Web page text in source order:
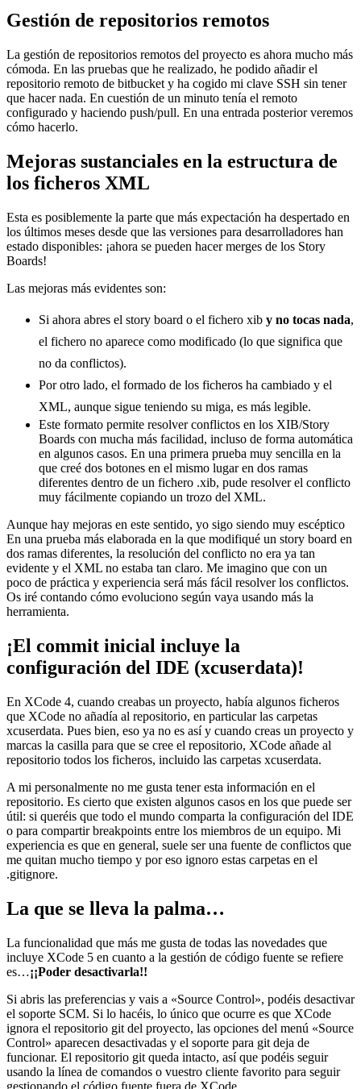
Gestión de repositorios remotos
La gestión de repositorios remotos del proyecto es ahora mucho más
cómoda. En las pruebas que he realizado, he podido añadir el
repositorio remoto de bitbucket y ha cogido mi clave SSH sin tener
que hacer nada. En cuestión de un minuto tenía el remoto
configurado y haciendo push/pull. En una entrada posterior veremos
cómo hacerlo.
Mejoras sustanciales en la estructura de
los ficheros XML
Esta es posiblemente la parte que más expectación ha despertado en
los últimos meses desde que las versiones para desarrolladores han
estado disponibles: ¡ahora se pueden hacer merges de los Story
Boards!
Las mejoras más evidentes son:
Si ahora abres el story board o el fichero xib y no tocas nada,
el fichero no aparece como modificado (lo que significa que
no da conflictos).
Por otro lado, el formado de los ficheros ha cambiado y el
XML, aunque sigue teniendo su miga, es más legible.
Este formato permite resolver conflictos en los XIB/Story
Boards con mucha más facilidad, incluso de forma automática
en algunos casos. En una primera prueba muy sencilla en la
que creé dos botones en el mismo lugar en dos ramas
diferentes dentro de un fichero .xib, pude resolver el conflicto
muy fácilmente copiando un trozo del XML.
Aunque hay mejoras en este sentido, yo sigo siendo muy escéptico
En una prueba más elaborada en la que modifiqué un story board en
dos ramas diferentes, la resolución del conflicto no era ya tan
evidente y el XML no estaba tan claro. Me imagino que con un
poco de práctica y experiencia será más fácil resolver los conflictos.
Os iré contando cómo evoluciono según vaya usando más la
herramienta.
¡El commit inicial incluye la
configuración del IDE (xcuserdata)!
En XCode 4, cuando creabas un proyecto, había algunos ficheros
que XCode no añadía al repositorio, en particular las carpetas
xcuserdata. Pues bien, eso ya no es así y cuando creas un proyecto y
marcas la casilla para que se cree el repositorio, XCode añade al
repositorio todos los ficheros, incluido las carpetas xcuserdata.
A mi personalmente no me gusta tener esta información en el
repositorio. Es cierto que existen algunos casos en los que puede ser
útil: si queréis que todo el mundo comparta la configuración del IDE
o para compartir breakpoints entre los miembros de un equipo. Mi
experiencia es que en general, suele ser una fuente de conflictos que
me quitan mucho tiempo y por eso ignoro estas carpetas en el
.gitignore.
La que se lleva la palma…
La funcionalidad que más me gusta de todas las novedades que
incluye XCode 5 en cuanto a la gestión de código fuente se refiere
es…¡¡Poder desactivarla!!
Si abris las preferencias y vais a «Source Control», podéis desactivar
el soporte SCM. Si lo hacéis, lo único que ocurre es que XCode
ignora el repositorio git del proyecto, las opciones del menú «Source
Control» aparecen desactivadas y el soporte para git deja de
funcionar. El repositorio git queda intacto, así que podéis seguir
usando la línea de comandos o vuestro cliente favorito para seguir
gestionando el código fuente fuera de XCode.